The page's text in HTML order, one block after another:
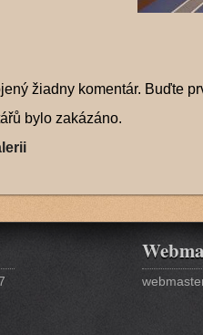
žiadny komentár. Buďte
bylo zakázáno.